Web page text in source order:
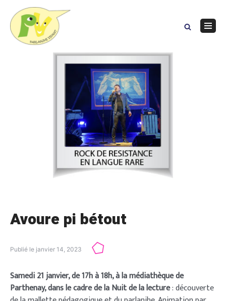
content
Avoure pi bétout
Publié le janvier 14, 2023
Samedi 21 janvier, de 17h à 18h, à la médiathèque de
Parthenay, dans le cadre de la Nuit de la lecture: découverte